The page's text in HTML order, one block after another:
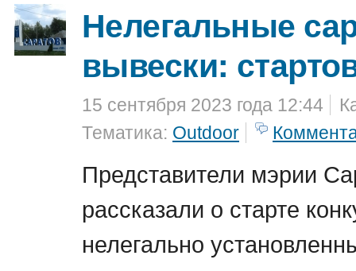
Нелегальные
вывески:
15 сентября 2023 года 12:44
Тематика: Outdoor
Представители мэрии
рассказали о старте
нелегально